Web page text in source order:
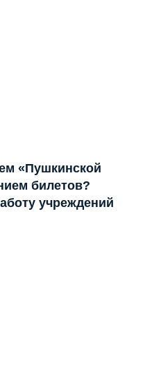
«Пушкинской
билетов?
учреждений